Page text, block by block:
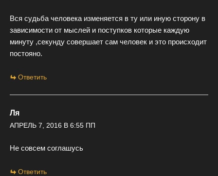
Вся судьба человека изменяется в ту или иную сторону в
зависимости от мыслей и поступков которые каждую
минуту ,секунду совершает сам человек и это происходит
постояно.
Ответить
Ля
АПРЕЛЬ 7, 2016 В 6:55 ПП
Не совсем соглашусь
Ответить